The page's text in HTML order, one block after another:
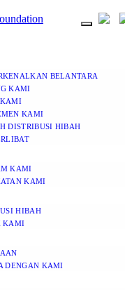
BELANTARA
KAMI
KAMI
KAMI
DISTRIBUSI HIBAH
KAMI
KAMI
HIBAH
KAMI
DENGAN KAMI